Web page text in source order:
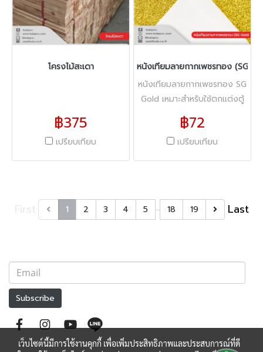
โครงไม้สะเดา
฿375
เปรียบเทียบ
หนังเทียมลายกากเพชรทอง (SG
หนังเทียมลายกากเพชรทอง SG
Gold เหมาะสำหรับใช้ตกแต่งตู้
ลำโพง หรือตู้เครื่องเสียง เพื่อ
เพิ่มความหรูหราและความ
สวยงามให้กับงานตกแต่งภายใน
สามารถใช้บุด้านในตู้เครื่องเสียง
฿72
เปรียบเทียบ
1 2 3 4 5 … 18 19 Last
Subscribe
เว็บไซต์นี้มีการใช้งานคุกกี้ เพื่อเพิ่มประสิทธิภาพและประสบการณ์ที่ดี